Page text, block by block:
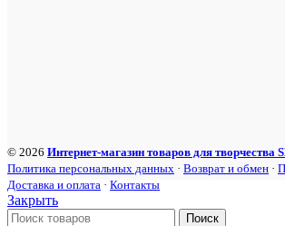
© 2026 Интернет-магазин товаров для творчества
Политика персональных данных · Возврат и обмен ·
Доставка и оплата · Контакты
Закрыть
Поиск